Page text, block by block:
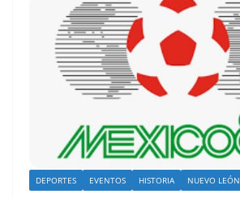
DEPORTES EVENTOS HISTORIA NUEVO LEÓN